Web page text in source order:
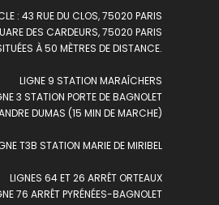
: 43 RUE DU CLOS, 75020 PARIS
DES CARDEURS, 75020 PARIS
À 50 MÈTRES DE DISTANCE.
LIGNE 9 STATION MARAÎCHERS
3 STATION PORTE DE BAGNOLET
DUMAS (15 MIN DE MARCHE)
T3B STATION MARIE DE MIRIBEL
LIGNES 64 ET 26 ARRÊT ORTEAUX
76 ARRÊT PYRÉNÉES-BAGNOLET